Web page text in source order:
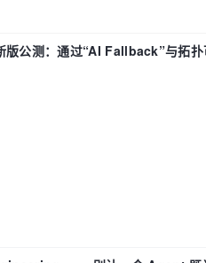
公测：通过“AI Fallback”与拓